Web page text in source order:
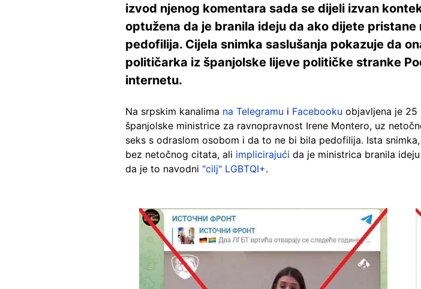
izvod njenog komentara sada se dijeli izvan
optužena da je branila ideju da ako dijete
pedofilija. Cijela snimka saslušanja pokazuje da
političarka iz španjolske lijeve političke stranke
internetu.
Na srpskim kanalima na Telegramu i Facebooku objavljena je 25
španjolske ministrice za ravnopravnost Irene Montero, uz
seks s odraslom osobom i da to ne bi bila pedofilija. Ista
bez netočnog citata, ali implicirajući da je ministrica branila
da je to navodni "cilj" LGBTQI+.
Image